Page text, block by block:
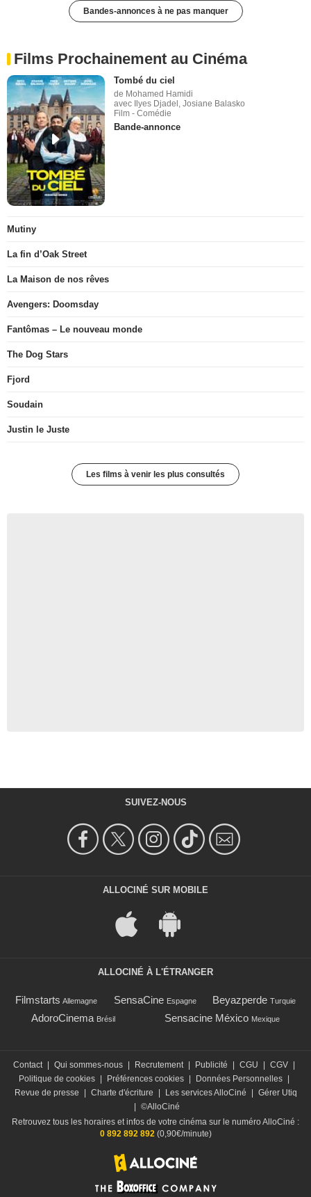
Bandes-annonces à ne pas manquer
Films Prochainement au Cinéma
Tombé du ciel
de Mohamed Hamidi
avec Ilyes Djadel, Josiane Balasko
Film - Comédie
Bande-annonce
Mutiny
La fin d’Oak Street
La Maison de nos rêves
Avengers: Doomsday
Fantômas – Le nouveau monde
The Dog Stars
Fjord
Soudain
Justin le Juste
Les films à venir les plus consultés
SUIVEZ-NOUS
ALLOCINÉ SUR MOBILE
ALLOCINÉ À L'ÉTRANGER
Filmstarts Allemagne SensaCine Espagne Beyazperde Turquie
AdoroCinema Brésil Sensacine México Mexique
Contact Qui sommes-nous Recrutement Publicité CGU CGV
Politique de cookies
Préférences cookies Données Personnelles
Revue de presse
Charte d'écriture Les services AlloCiné
Gérer Utiq
©AlloCiné
Retrouvez tous les horaires et infos de votre cinéma sur le numéro AlloCiné :
0 892 892 892(0,90€/minute)